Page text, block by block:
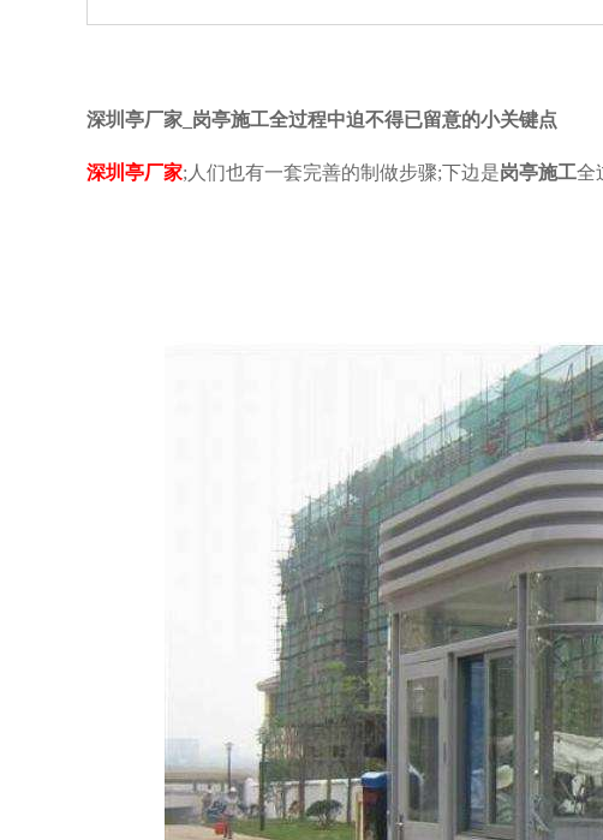
深圳亭厂家_ 岗亭施工全过程中迫不得已留意的小关键点
深圳亭厂家;人们也有一套完善的制做步骤;下边是岗亭施工全